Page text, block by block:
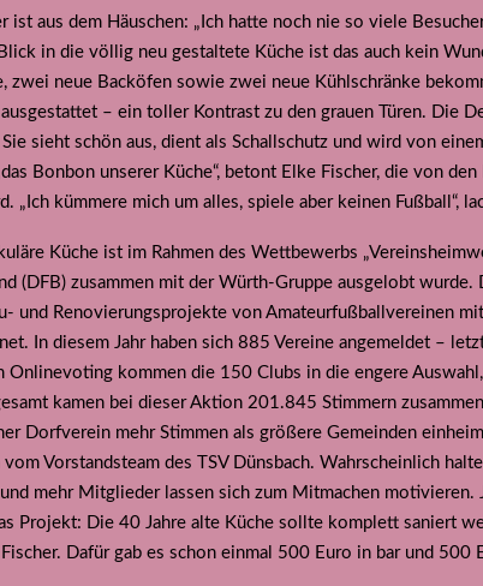
ist aus dem Häuschen: „Ich hatte noch nie so viele
in die völlig neu gestaltete Küche ist das auch kein
zwei neue Backöfen sowie zwei neue Kühlschränke
– ein toller Kontrast zu den grauen Türen. Die
Sie sieht schön aus, dient als Schallschutz und wird von
Bonbon unserer Küche“, betont Elke Fischer, die von
„Ich kümmere mich um alles, spiele aber keinen Fußball“,
Küche ist im Rahmen des Wettbewerbs
(DFB) zusammen mit der Würth-Gruppe ausgelobt
und Renovierungsprojekte von Amateurfußballvereinen
In diesem Jahr haben sich 885 Vereine angemeldet –
Onlinevoting kommen die 150 Clubs in die engere
kamen bei dieser Aktion 201.845 Stimmern
Dorfverein mehr Stimmen als größere Gemeinden
vom Vorstandsteam des TSV Dünsbach. Wahrscheinlich
mehr Mitglieder lassen sich zum Mitmachen motivieren.
Projekt: Die 40 Jahre alte Küche sollte komplett saniert
Dafür gab es schon einmal 500 Euro in bar und 500